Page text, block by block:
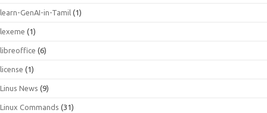
learn-GenAI-in-Tamil (1)
lexeme (1)
libreoffice (6)
license (1)
Linus News (9)
Linux Commands (31)